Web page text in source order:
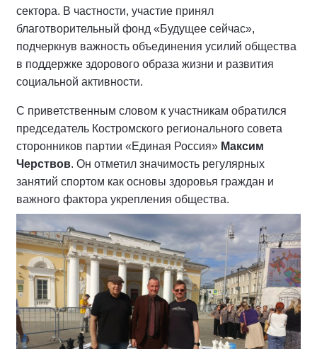
сектора. В частности, участие принял
благотворительный фонд «Будущее сейчас»,
подчеркнув важность объединения усилий общества
в поддержке здорового образа жизни и развития
социальной активности.
С приветственным словом к участникам обратился
председатель Костромского регионального совета
сторонников партии «Единая Россия» Максим
Черствов. Он отметил значимость регулярных
занятий спортом как основы здоровья граждан и
важного фактора укрепления общества.